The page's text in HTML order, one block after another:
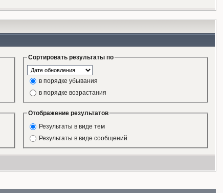
Сортировать результаты по
в порядке убывания
в порядке возрастания
Отображение результатов
Результаты в виде тем
Результаты в виде сообщений